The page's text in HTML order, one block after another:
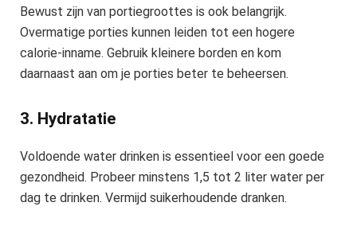
Bewust zijn van portiegroottes is ook belangrijk.
Overmatige porties kunnen leiden tot een hogere
calorie-inname. Gebruik kleinere borden en kom
daarnaast aan om je porties beter te beheersen.
3. Hydratatie
Voldoende water drinken is essentieel voor een goede
gezondheid. Probeer minstens 1,5 tot 2 liter water per
dag te drinken. Vermijd suikerhoudende dranken.